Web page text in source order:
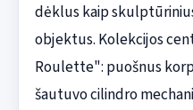
dėklus kaip
objektus. Kolekcijos
Roulette": puošnus
šautuvo cilindro